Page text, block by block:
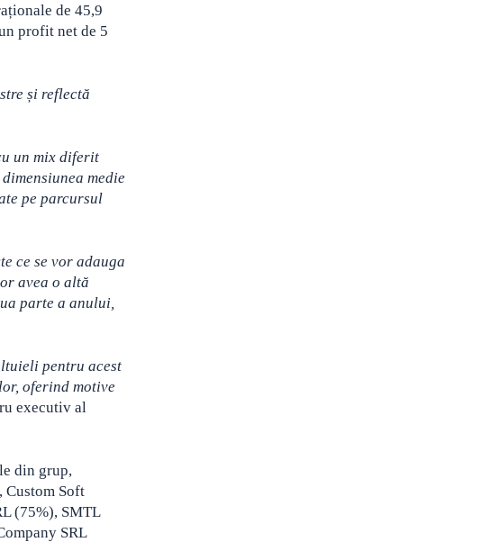
de 45,9
profit net de 5
și reflectă
un mix diferit
medie
pe parcursul
ce se vor adauga
avea o altă
parte a anului,
pentru acest
oferind motive
executiv al
din grup,
Custom Soft
(75%), SMTL
SRL